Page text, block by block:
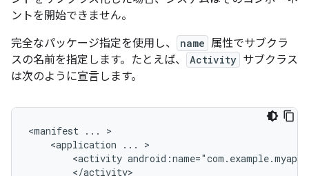
ントを開始できません。
完全なパッケージ指定を使用し、
name 属性でサブクラ
スの名前を指定します。たとえば、
Activity サブクラス
は次のように宣言します。
<manifest ...
<application
...
<activity